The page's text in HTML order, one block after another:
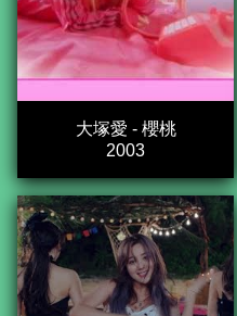
大塚愛 - 櫻桃
2003